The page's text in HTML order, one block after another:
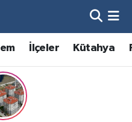
İlçeler Kütahya
ve Fikstür